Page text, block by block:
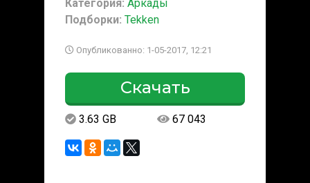
Категория: Аркады
Подборки: Tekken
Опубликованно: 1-05-2017, 12:21
Скачать
3.63 GB 67 043